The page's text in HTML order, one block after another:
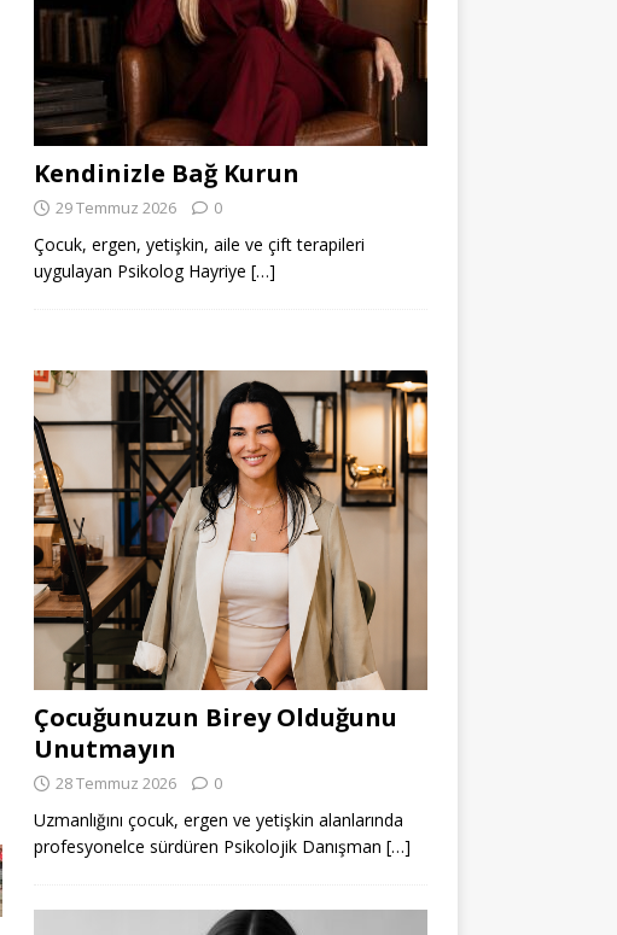
Kendinizle Bağ Kurun
29 Temmuz 2026 0
Çocuk, ergen, yetişkin, aile ve çift terapileri
uygulayan Psikolog Hayriye […]
Çocuğunuzun Birey Olduğunu
Unutmayın
28 Temmuz 2026 0
Uzmanlığını çocuk, ergen ve yetişkin alanlarında
profesyonelce sürdüren Psikolojik Danışman […]